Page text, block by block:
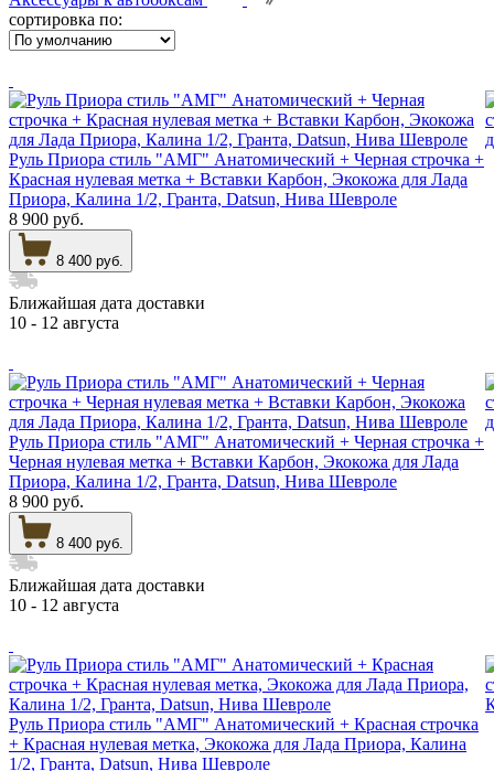
сортировка по:
Руль Приора стиль "АМГ" Анатомический + Черная строчка +
Красная нулевая метка + Вставки Карбон, Экокожа для Лада
Приора, Калина 1/2, Гранта, Datsun, Нива Шевроле
8 900 руб.
8 400 руб.
Ближайшая дата доставки
10 - 12 августа
Руль Приора стиль "АМГ" Анатомический + Черная строчка +
Черная нулевая метка + Вставки Карбон, Экокожа для Лада
Приора, Калина 1/2, Гранта, Datsun, Нива Шевроле
8 900 руб.
8 400 руб.
Ближайшая дата доставки
10 - 12 августа
Руль Приора стиль "АМГ" Анатомический + Красная строчка
+ Красная нулевая метка, Экокожа для Лада Приора, Калина
1/2, Гранта, Datsun, Нива Шевроле